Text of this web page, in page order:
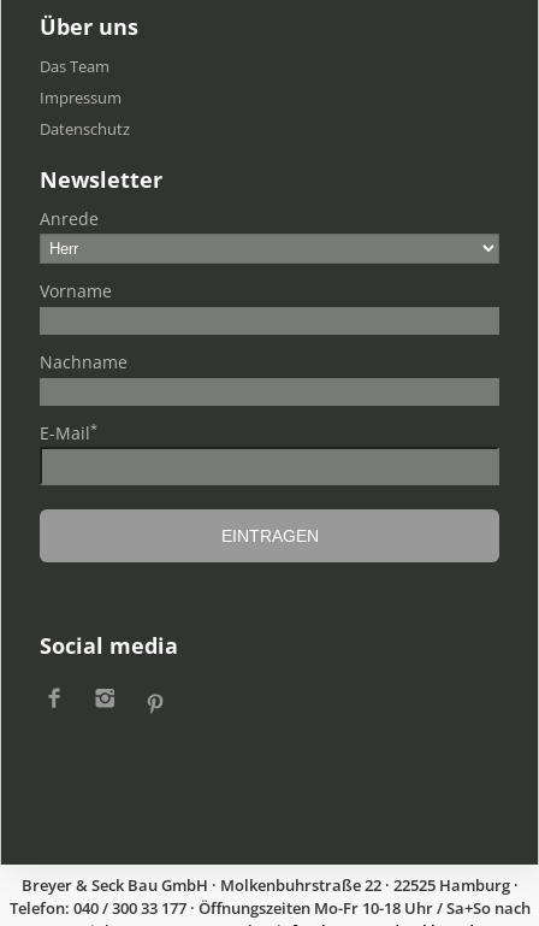
Über uns
Das Team
Impressum
Datenschutz
Newsletter
Anrede
Vorname
Nachname
E-Mail*
Social media
Breyer & Seck Bau GmbH · Molkenbuhrstraße 22 · 22525 Hamburg ·
Telefon: 040 / 300 33 177 · Öffnungszeiten Mo-Fr 10-18 Uhr / Sa+So nach